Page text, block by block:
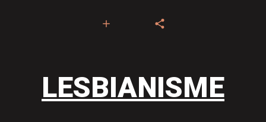
LESBIANISME